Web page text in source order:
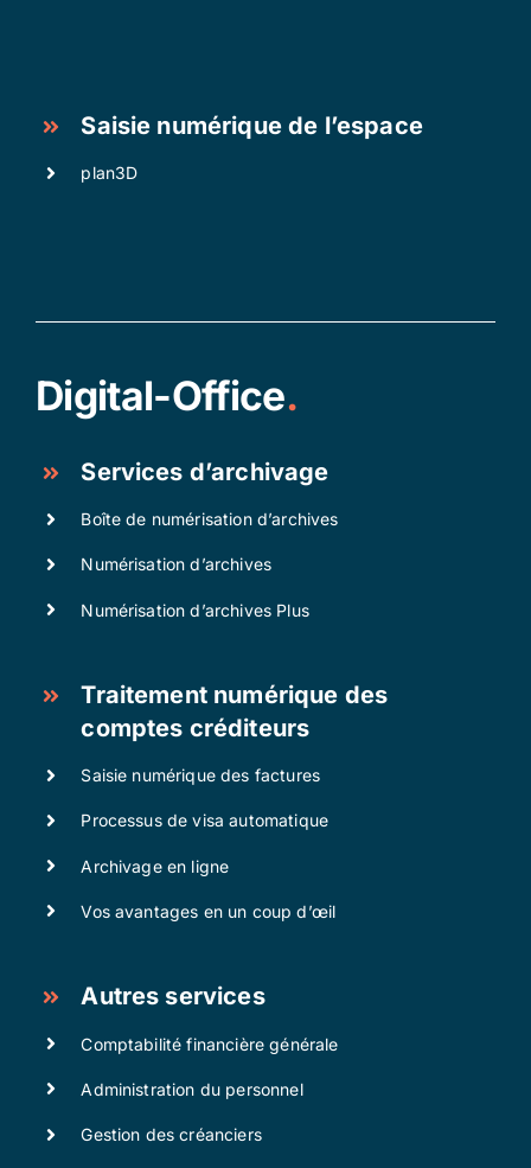
Saisie numérique de l’espace
plan3D
Digital-Office.
Services d’archivage
Boîte de numérisation d’archives
Numérisation d’archives
Numérisation d’archives Plus
Traitement numérique des
comptes créditeurs
Saisie numérique des factures
Processus de visa automatique
Archivage en ligne
Vos avantages en un coup d’œil
Autres services
Comptabilité financière générale
Administration du personnel
Gestion des créanciers